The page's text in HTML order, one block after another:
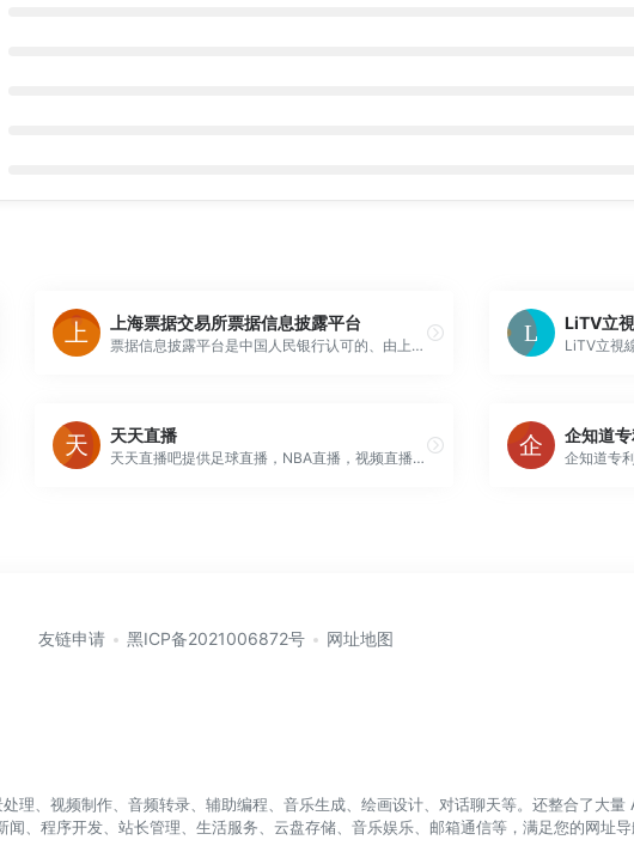
上海票据交易所票据信息披露平台
票据信息披露平台是中国人民银行认可的、由上海票据交易所建设运营的披露票据相关信息的平台。票据信息披露平台为承兑人披露商业汇票承兑信息、承兑信用信息提供服务支持，为金融机构、持票企业或其他社会公众查询相关披露信息提供服务。
LiTV立
天天直播
天天直播吧提供足球直播，NBA直播，视频直播赛程表，赛事高清播放无插件，天天直播吧，最好的体育直播吧
企知道
友链申请 黑ICP备2021006872号 网址地图
理、视频制作、音频转录、辅助编程、音乐生成、绘画设计、对话聊天等。还整合了大
、程序开发、站长管理、生活服务、云盘存储、音乐娱乐、邮箱通信等，满足您的网址